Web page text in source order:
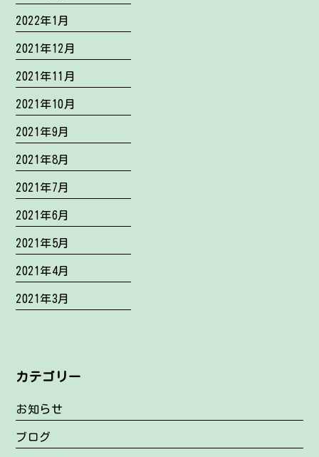
2022年1月
2021年12月
2021年11月
2021年10月
2021年9月
2021年8月
2021年7月
2021年6月
2021年5月
2021年4月
2021年3月
カテゴリー
お知らせ
ブログ